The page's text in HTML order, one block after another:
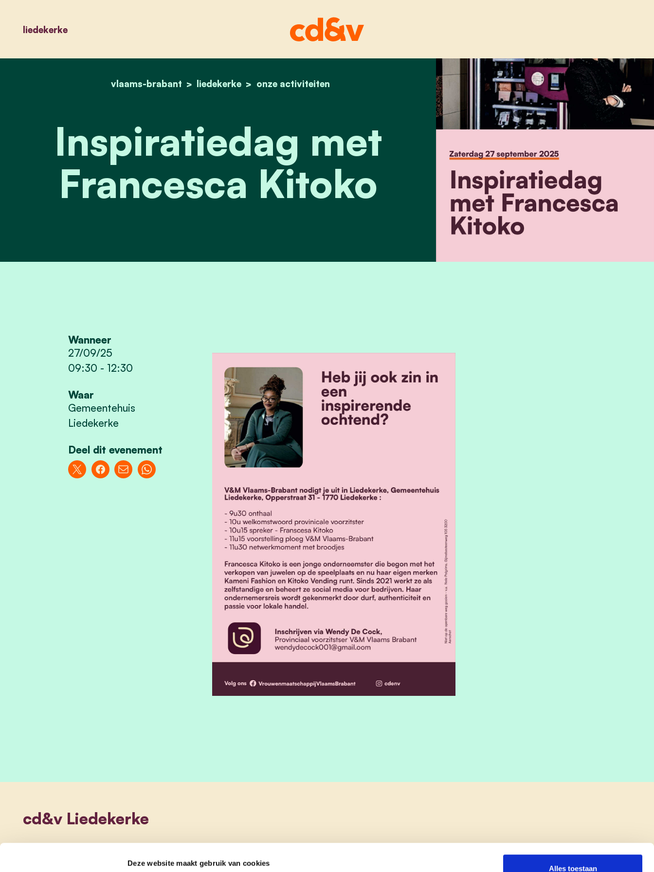
Deze website maakt gebruik van cookies
Alles toestaan
liedekerke
home
vlaams-brabant liedekerke onze activiteiten
inspiratiedag met francesca kitoko
Inspiratiedag met
Francesca Kitoko
Wanneer
27/09/25
09:30 - 12:30
Waar
Gemeentehuis
Liedekerke
Deel dit evenement
cd&v Liedekerke